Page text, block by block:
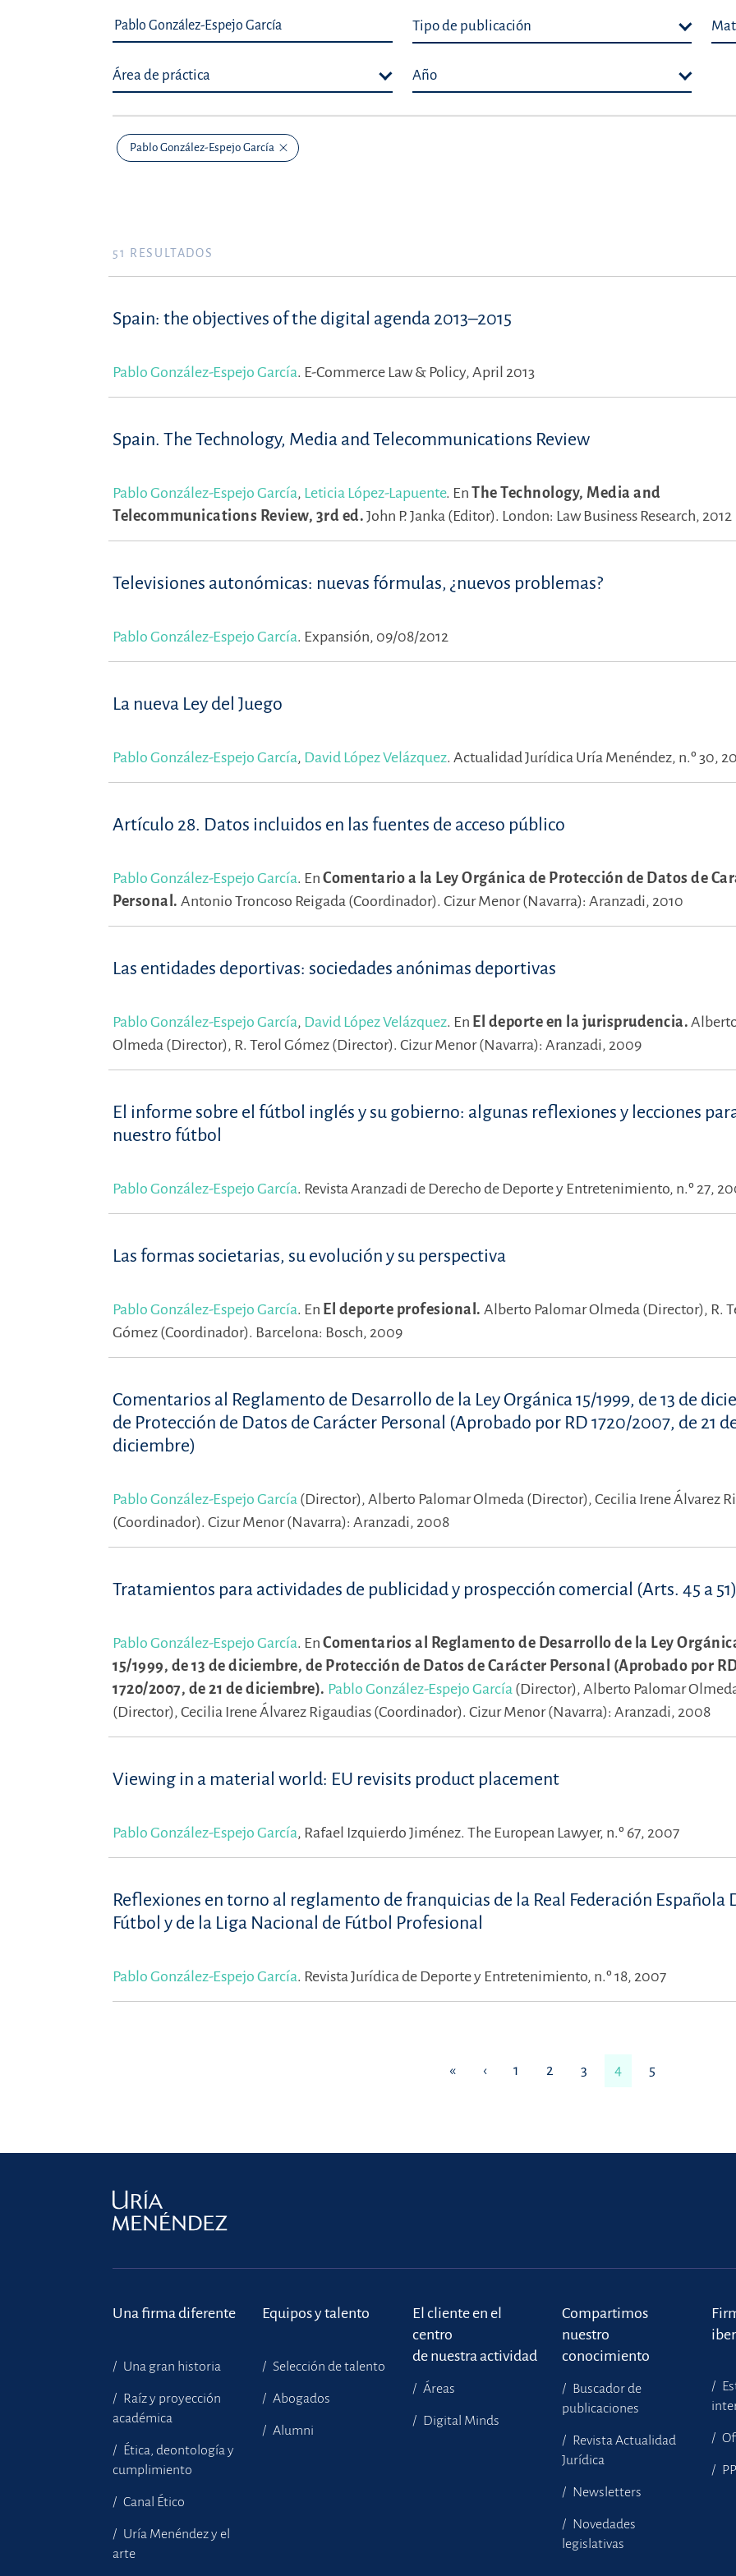
Tipo de publicación
Área de práctica Año
Pablo González-Espejo García
51 RESULTADOS
Spain: the objectives of the digital agenda 2013–2015
Pablo González-Espejo García. E-Commerce Law & Policy, April 2013
Spain. The Technology, Media and Telecommunications Review
Pablo González-Espejo García, Leticia López-Lapuente. En The Technology, Media and
Telecommunications Review, 3rd ed. John P. Janka (Editor). London: Law Business Research, 2012
Televisiones autonómicas: nuevas fórmulas, ¿nuevos problemas?
Pablo González-Espejo García. Expansión, 09/08/2012
La nueva Ley del Juego
Pablo González-Espejo García, David López Velázquez. Actualidad Jurídica Uría Menéndez, n.º 30,
Artículo 28. Datos incluidos en las fuentes de acceso público
Pablo González-Espejo García. En Comentario a la Ley Orgánica de Protección de Datos de
Personal. Antonio Troncoso Reigada (Coordinador). Cizur Menor (Navarra): Aranzadi, 2010
Las entidades deportivas: sociedades anónimas deportivas
Pablo González-Espejo García, David López Velázquez. En El deporte en la jurisprudencia.
Olmeda (Director), R. Terol Gómez (Director). Cizur Menor (Navarra): Aranzadi, 2009
El informe sobre el fútbol inglés y su gobierno: algunas reflexiones y lecciones
nuestro fútbol
Pablo González-Espejo García. Revista Aranzadi de Derecho de Deporte y Entretenimiento, n.º 27,
Las formas societarias, su evolución y su perspectiva
Pablo González-Espejo García. En El deporte profesional. Alberto Palomar Olmeda (Director), R.
Gómez (Coordinador). Barcelona: Bosch, 2009
Comentarios al Reglamento de Desarrollo de la Ley Orgánica 15/1999, de 13 de
de Protección de Datos de Carácter Personal (Aprobado por RD 1720/2007, de 21
diciembre)
Pablo González-Espejo García (Director), Alberto Palomar Olmeda (Director), Cecilia Irene Álvarez
(Coordinador). Cizur Menor (Navarra): Aranzadi, 2008
Tratamientos para actividades de publicidad y prospección comercial (Arts. 45 a 51)
Pablo González-Espejo García. En Comentarios al Reglamento de Desarrollo de la Ley
15/1999, de 13 de diciembre, de Protección de Datos de Carácter Personal (Aprobado por
1720/2007, de 21 de diciembre). Pablo González-Espejo García(Director), Alberto Palomar
(Director), Cecilia Irene Álvarez Rigaudias (Coordinador). Cizur Menor (Navarra): Aranzadi, 2008
Viewing in a material world: EU revisits product placement
Pablo González-Espejo García, Rafael Izquierdo Jiménez. The European Lawyer, n.º 67, 2007
Reflexiones en torno al reglamento de franquicias de la Real Federación Española
Fútbol y de la Liga Nacional de Fútbol Profesional
Pablo González-Espejo García. Revista Jurídica de Deporte y Entretenimiento, n.º 18, 2007
« ‹ 1 2 3 4 5
Una firma diferente
Una gran historia
Raíz y proyección
académica
Ética, deontología y
cumplimiento
Canal Ético
Uría Menéndez y el
arte
Equipos y talento
Selección de talento
Abogados
Alumni
El cliente en el
centro
de nuestra actividad
Áreas
Digital Minds
Compartimos
nuestro
conocimiento
Buscador de
publicaciones
Revista Actualidad
Jurídica
Newsletters
Novedades
legislativas